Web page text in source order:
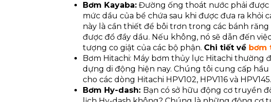
Bơm Kayaba: Đường ống thoát nước phải được
mức dầu của bể chứa sau khi được đưa ra khỏi
này là cần thiết để bôi trơn trong các bánh
được đổ đầy dầu. Nếu không, nó sẽ dẫn đến
tượng co giật của các bộ phận. Chi tiết về bơm
Bơm Hitachi: Máy bơm thủy lực Hitachi thường
dựng di động hiện nay. Chúng tôi cung cấp
cho các dòng Hitachi HPV102, HPV116 và HPV145.
Bơm Hy-dash: Bạn có sở hữu động cơ truyền